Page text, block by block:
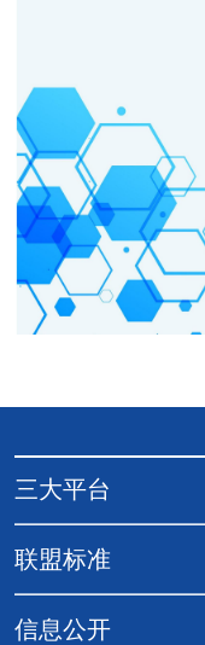
三大平台
联盟标准
信息公开